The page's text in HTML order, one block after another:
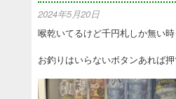
2024年5月20日
喉乾いてるけど千円札しか無い時
お釣りはいらないボタンあれば押